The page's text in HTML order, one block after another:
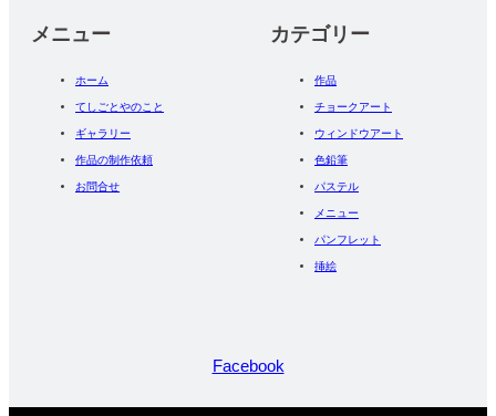
メニュー
ホーム
てしごとやのこと
ギャラリー
作品の制作依頼
お問合せ
カテゴリー
作品
チョークアート
ウィンドウアート
色鉛筆
パステル
メニュー
パンフレット
挿絵
Facebook